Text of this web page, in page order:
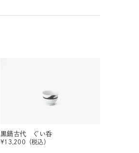
黒錆古代 ぐい呑
¥13,200 （税込）